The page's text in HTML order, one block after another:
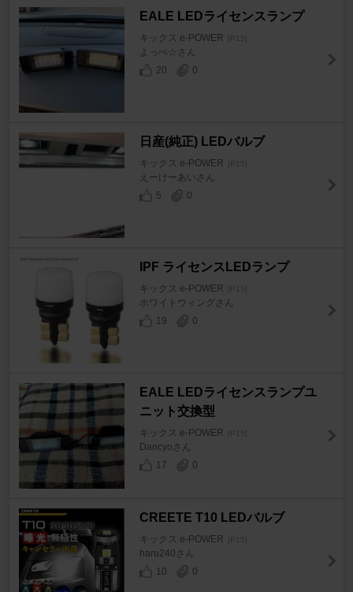
EALE LEDライセンスランプ
キックス e-POWER [P15]
よっぺ☆さん
20
0
日産(純正) LEDバルブ
キックス e-POWER [P15]
えーけーあいさん
5
0
IPF ライセンスLEDランプ
キックス e-POWER [P15]
ホワイトウィングさん
19
0
EALE LEDライセンスランプユ
ニット交換型
キックス e-POWER [P15]
Dancyoさん
17
0
CREETE T10 LEDバルブ
キックス e-POWER [P15]
haru240さん
10
0